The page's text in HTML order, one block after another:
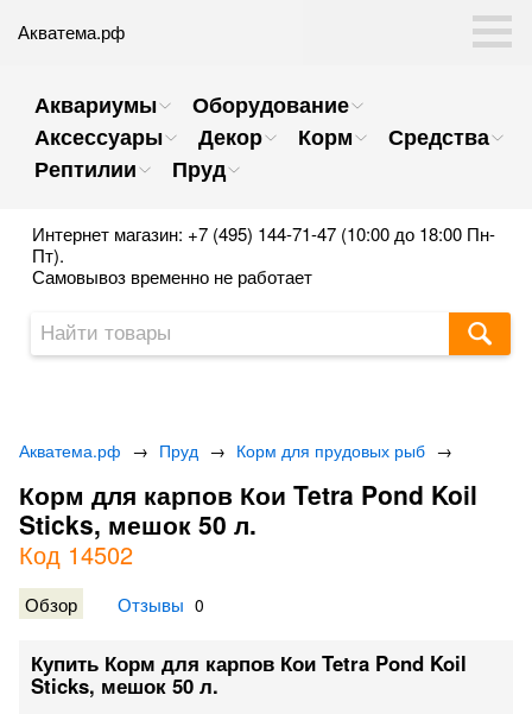
Акватема.рф
Аквариумы
Оборудование
Аксессуары
Декор Корм
Средства
Рептилии
Пруд
Интернет магазин: +7 (495) 144-71-47 (10:00 до 18:00 Пн-
Пт).
Самовывоз временно не работает
Акватема.рф → Пруд → Корм для прудовых рыб →
Корм для карпов Кои Tetra Pond Koil
Sticks, мешок 50 л.
Код 14502
Обзор Отзывы 0
Купить Корм для карпов Кои Tetra Pond Koil
Sticks, мешок 50 л.